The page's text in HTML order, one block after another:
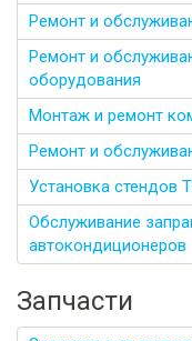
Ремонт и
Ремонт и
оборудования
Монтаж и ремонт
Ремонт и
Установка стендов
Обслуживание
автокондиционеров
Запчасти